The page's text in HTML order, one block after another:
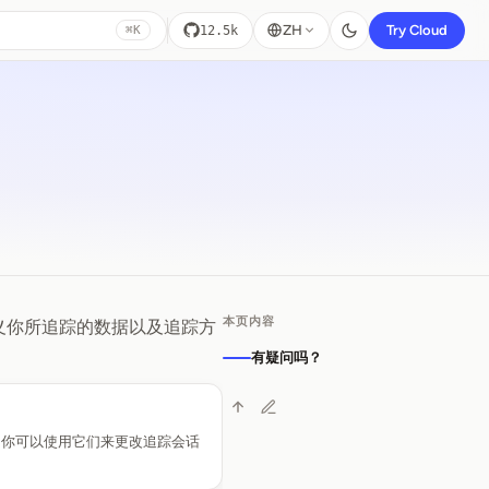
⌘K 12.5k ZH Try Cloud
你所追踪的数据以及追踪方
可以使用它们来更改追踪会话
本页内容
有疑问吗？